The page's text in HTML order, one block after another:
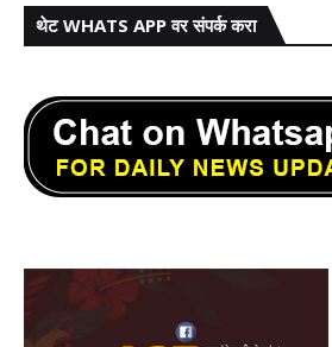
थेट WHATS APP वर संपर्क करा